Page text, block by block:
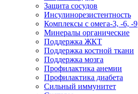
Защита сосудов
Инсулинорезистентность
Комплексы с омега-3, -6, -9
Минералы органические
Поддержка ЖКТ
Поддержка костной ткани
Поддержка мозга
Профилактика анемии
Профилактика диабета
Сильный иммунитет